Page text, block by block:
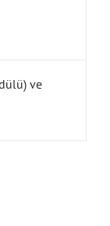
ve